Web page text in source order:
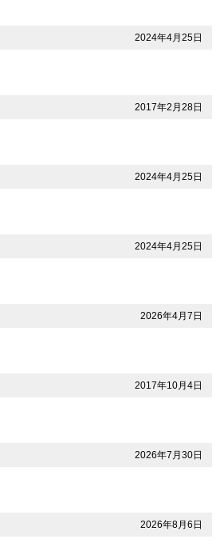
2024年4月25日
2017年2月28日
2024年4月25日
2024年4月25日
2026年4月7日
2017年10月4日
2026年7月30日
2026年8月6日